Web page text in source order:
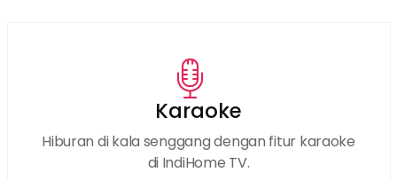
Karaoke
Hiburan di kala senggang dengan fitur karaoke
di IndiHome TV.